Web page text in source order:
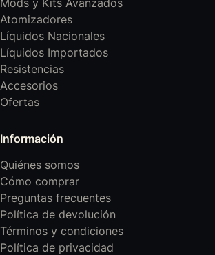
Mods y Kits Avanzados
Atomizadores
Líquidos Nacionales
Líquidos Importados
Resistencias
Accesorios
Ofertas
Información
Quiénes somos
Cómo comprar
Preguntas frecuentes
Política de devolución
Términos y condiciones
Política de privacidad